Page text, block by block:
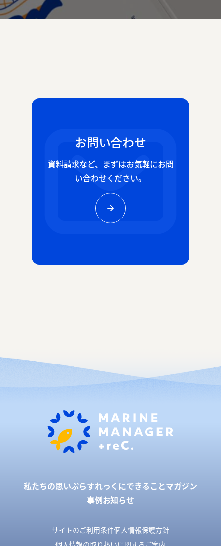
お問い合わせ
資料請求など、 まずはお気軽にお問
い合わせください。
私たちの思いぷらすれっくにできることマガジン
事例お知らせ
サイトのご利用条件個人情報保護方針